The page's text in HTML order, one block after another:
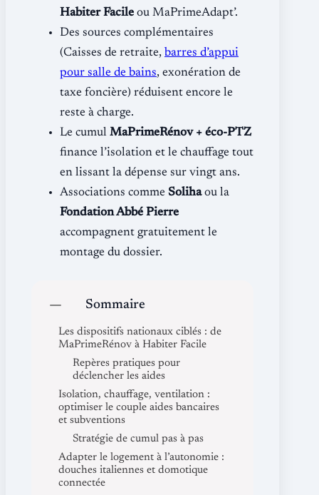
Habiter Facile ou MaPrimeAdapt’.
Des sources complémentaires
(Caisses de retraite, barres d’appui
pour salle de bains, exonération de
taxe foncière) réduisent encore le
reste à charge.
Le cumul MaPrimeRénov + éco-PTZ
finance l’isolation et le chauffage tout
en lissant la dépense sur vingt ans.
Associations comme Solihaou la
Fondation Abbé Pierre
accompagnent gratuitement le
montage du dossier.
Sommaire
Les dispositifs nationaux ciblés : de
MaPrimeRénov à Habiter Facile
Repères pratiques pour
déclencher les aides
Isolation, chauffage, ventilation :
optimiser le couple aides bancaires
et subventions
Stratégie de cumul pas à pas
Adapter le logement à l’autonomie :
douches italiennes et domotique
connectée